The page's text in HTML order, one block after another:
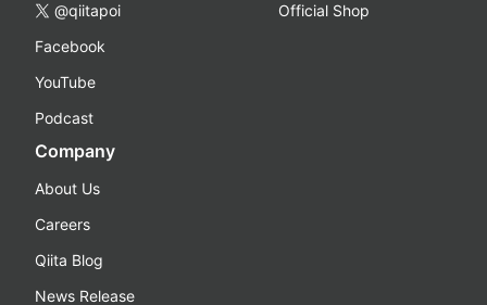
@qiitapoi
Facebook
YouTube
Podcast
Official Shop
Company
About Us
Careers
Qiita Blog
News Release